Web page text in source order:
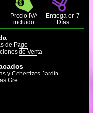
Precio IVA
incluído
Entrega en 7
Días
de Pago
de Venta
y Cobertizos Jardín
Gre